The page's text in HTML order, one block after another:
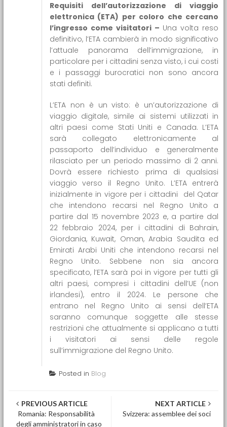
Requisiti dell’autorizzazione di viaggio
elettronica (ETA) per coloro che cercano
l’ingresso come visitatori – Una volta reso
definitivo, l’ETA cambierà in modo significativo
l’attuale panorama dell’immigrazione, in
particolare per i cittadini senza visto, i cui costi
e i passaggi burocratici non sono ancora
stati definiti.
L’ETA non è un visto: è un’autorizzazione di
viaggio digitale, simile ai sistemi utilizzati in
altri paesi come Stati Uniti e Canada. L’ETA
sarà collegato elettronicamente al
passaporto dell’individuo e generalmente
rilasciato per un periodo massimo di 2 anni.
Dovrà essere richiesto prima di qualsiasi
viaggio verso il Regno Unito. L’ETA entrerà
inizialmente in vigore per i cittadini del Qatar
che intendono recarsi nel Regno Unito a
partire dal 15 novembre 2023 e, a partire dal
22 febbraio 2024, per i cittadini di Bahrain,
Giordania, Kuwait, Oman, Arabia Saudita ed
Emirati Arabi Uniti che intendono recarsi nel
Regno Unito. Sebbene non sia ancora
specificato, l’ETA sarà poi in vigore per tutti gli
altri paesi, compresi i cittadini dell’UE (non
irlandesi), entro il 2024. Le persone che
entrano nel Regno Unito ai sensi dell’ETA
saranno comunque soggette alle stesse
restrizioni che attualmente si applicano a tutti
i visitatori ai sensi delle regole
sull’immigrazione del Regno Unito.
Posted in Blog
Post navigation
PREVIOUS ARTICLE
Romania: Responsabilità
degli amministratori in caso
NEXT ARTICLE
Svizzera: assemblee dei soci